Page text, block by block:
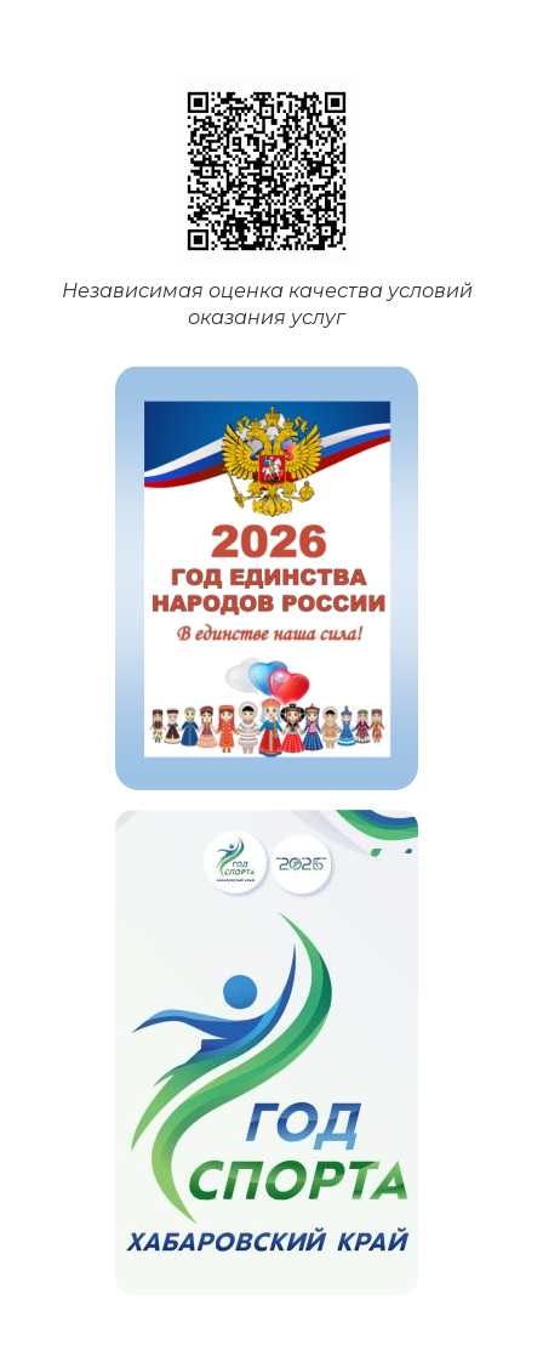
Независимая оценка качества условий
оказания услуг